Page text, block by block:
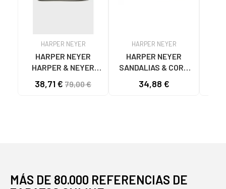
HARPER NEYER
HARPER NEYER
HARPER & NEYER
38,71 € 79,00 €
HARPER NEYER
HARPER NEYER
SANDALIAS & CORK
MARRÓN SOMBRA
34,88 €
MÁS DE 80.000 REFERENCIAS DE